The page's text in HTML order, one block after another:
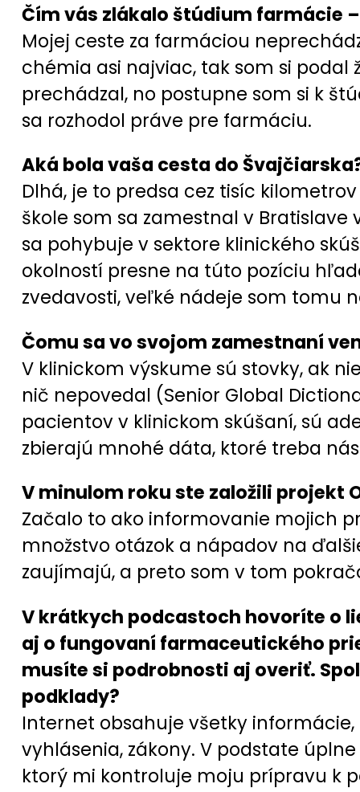
Čím vás zlákalo štúdium farmácie
Mojej ceste za farmáciou
chémia asi najviac, tak som si
prechádzal, no postupne som si k
sa rozhodol práve pre farmáciu.
Aká bola vaša cesta do
Dlhá, je to predsa cez tisíc
škole som sa zamestnal v
sa pohybuje v sektore klinického
okolností presne na túto pozíciu
zvedavosti, veľké nádeje som tomu
Čomu sa vo svojom zamestnaní
V klinickom výskume sú stovky, ak
nič nepovedal (Senior Global
pacientov v klinickom skúšaní, sú
zbierajú mnohé dáta, ktoré treba
V minulom roku ste založili projekt
Začalo to ako informovanie mojich
množstvo otázok a nápadov na
zaujímajú, a preto som v tom
V krátkych podcastoch hovoríte o
aj o fungovaní farmaceutického
musíte si podrobnosti aj overiť.
podklady?
Internet obsahuje všetky
vyhlásenia, zákony. V podstate
ktorý mi kontroluje moju prípravu k